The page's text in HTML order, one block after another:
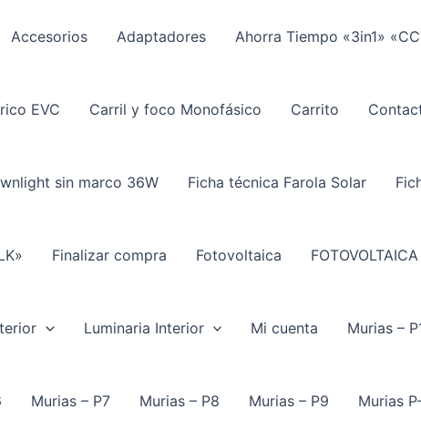
Accesorios Adaptadores Ahorra Tiempo «3in1»
EVC Carril y foco Monofásico Carrito
sin marco 36W Ficha técnica Farola Solar
Finalizar compra Fotovoltaica FOTOVOLTAICA
Luminaria Interior Mi cuenta Murias –
Murias – P7 Murias – P8 Murias – P9 Murias